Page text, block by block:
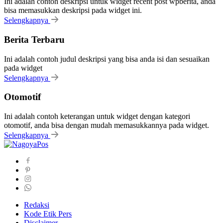
bisa memasukkan deskripsi pada widget ini.
Selengkapnya
Berita Terbaru
Ini adalah contoh judul deskripsi yang bisa anda isi dan sesuaikan
pada widget
Selengkapnya
Otomotif
Ini adalah contoh keterangan untuk widget dengan kategori
otomotif, anda bisa dengan mudah memasukkannya pada widget.
Selengkapnya
Redaksi
Kode Etik Pers